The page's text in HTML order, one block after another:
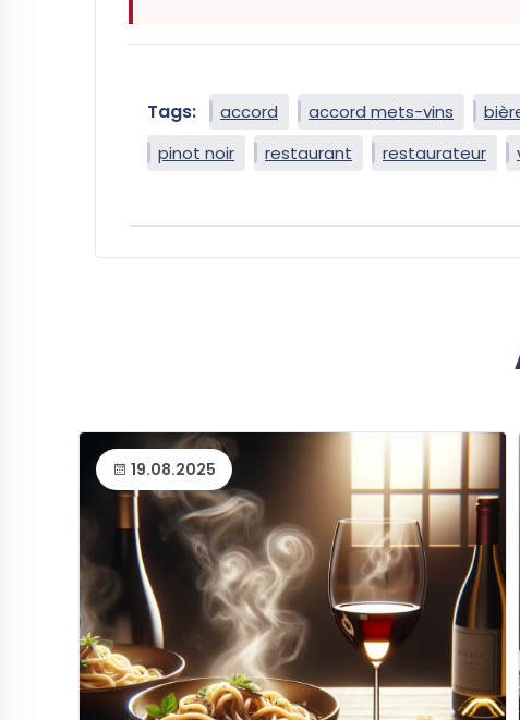
Tags: accord accord mets-vins
pinot noir
restaurant restaurateur
19.08.2025